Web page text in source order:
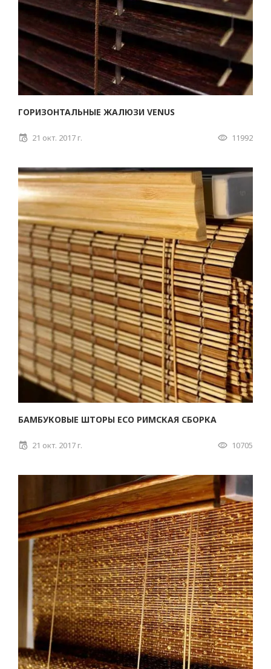
ГОРИЗОНТАЛЬНЫЕ ЖАЛЮЗИ VENUS
21 окт. 2017 г. 11992
БАМБУКОВЫЕ ШТОРЫ ECO РИМСКАЯ СБОРКА
21 окт. 2017 г. 10705